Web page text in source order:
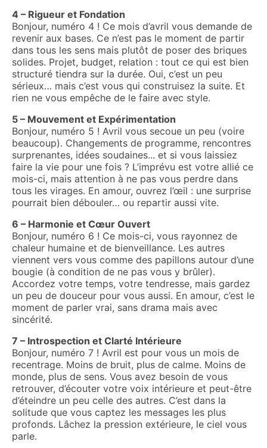
4 – Rigueur et Fondation
Bonjour, numéro 4 ! Ce mois d’avril vous demande de
revenir aux bases. Ce n’est pas le moment de partir
dans tous les sens mais plutôt de poser des briques
solides. Projet, budget, relation : tout ce qui est bien
structuré tiendra sur la durée. Oui, c’est un peu
sérieux… mais c’est vous qui construisez la suite. Et
rien ne vous empêche de le faire avec style.
5 – Mouvement et Expérimentation
Bonjour, numéro 5 ! Avril vous secoue un peu (voire
beaucoup). Changements de programme, rencontres
surprenantes, idées soudaines... et si vous laissiez
faire la vie pour une fois ? L’imprévu est votre allié ce
mois-ci, mais attention à ne pas vous perdre dans
tous les virages. En amour, ouvrez l’œil : une surprise
pourrait bien débouler… ou repartir aussi vite.
6 – Harmonie et Cœur Ouvert
Bonjour, numéro 6 ! Ce mois-ci, vous rayonnez de
chaleur humaine et de bienveillance. Les autres
viennent vers vous comme des papillons autour d’une
bougie (à condition de ne pas vous y brûler).
Accordez votre temps, votre tendresse, mais gardez
un peu de douceur pour vous aussi. En amour, c’est le
moment de parler vrai, sans drama mais avec
sincérité.
7 – Introspection et Clarté Intérieure
Bonjour, numéro 7 ! Avril est pour vous un mois de
recentrage. Moins de bruit, plus de calme. Moins de
monde, plus de sens. Vous avez besoin de vous
retrouver, d’écouter votre voix intérieure et peut-être
d’éteindre un peu celle des autres. C’est dans la
solitude que vous captez les messages les plus
profonds. Lâchez la pression extérieure, le ciel vous
parle.